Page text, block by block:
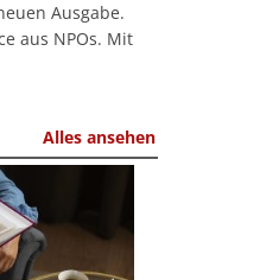
Ausgabe.
aus NPOs. Mit
Alles ansehen